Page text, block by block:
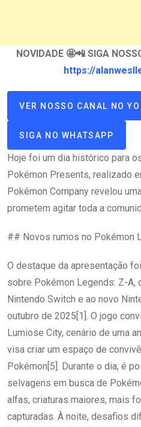
NOVIDADE 🤩📲 SIGA
https://
VER NOSSO CANAL NO
SIGA NO WHATSAPP
Hoje foi um dia histórico para
Pokémon Presents, realizado
Pokémon Company revelou
prometem agitar toda a
## Novos rumos no Pokémon
O destaque da apresentação
sobre Pokémon Legends: Z-A,
Nintendo Switch e ao novo
outubro de 2025[1]. O jogo
Lumiose City, cenário de uma
visa criar um espaço de
Pokémon[5]. Durante o dia, é
selvagens em busca de
alfas, criaturas maiores, mais
capturadas. À noite, desafios